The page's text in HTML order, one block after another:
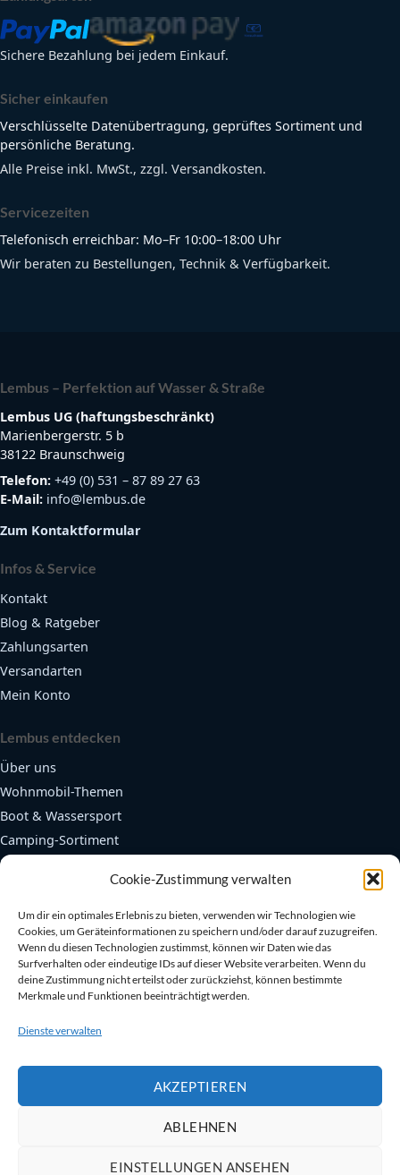
Cookie-Zustimmung verwalten
Um dir ein optimales Erlebnis zu bieten, verwenden wir Technologien wie
Cookies, um Geräteinformationen zu speichern und/oder darauf zuzugreifen.
Wenn du diesen Technologien zustimmst, können wir Daten wie das
Surfverhalten oder eindeutige IDs auf dieser Website verarbeiten. Wenn du
deine Zustimmung nicht erteilst oder zurückziehst, können bestimmte
Merkmale und Funktionen beeinträchtigt werden.
Dienste verwalten
AKZEPTIEREN
ABLEHNEN
EINSTELLUNGEN ANSEHEN
Sichere Bezahlung bei jedem Einkauf.
Sicher einkaufen
Verschlüsselte Datenübertragung, geprüftes Sortiment und
persönliche Beratung.
Alle Preise inkl. MwSt., zzgl. Versandkosten.
Servicezeiten
Telefonisch erreichbar: Mo–Fr 10:00–18:00 Uhr
Wir beraten zu Bestellungen, Technik & Verfügbarkeit.
Lembus – Perfektion auf Wasser & Straße
Lembus UG (haftungsbeschränkt)
Marienbergerstr. 5 b
38122 Braunschweig
Telefon: +49 (0) 531 – 87 89 27 63
E-Mail: info@lembus.de
Zum Kontaktformular
Infos & Service
Kontakt
Blog & Ratgeber
Zahlungsarten
Versandarten
Mein Konto
Lembus entdecken
Über uns
Wohnmobil-Themen
Boot & Wassersport
Camping-Sortiment
Fendertex Fender
Autarkie & Elektrik
Kühlen & Heizen
Sanitär & Toiletten
Bootszubehör
Lembus UG – Camping & Boot mit Herz.
| Widerruf |Cookies|Datenschutz